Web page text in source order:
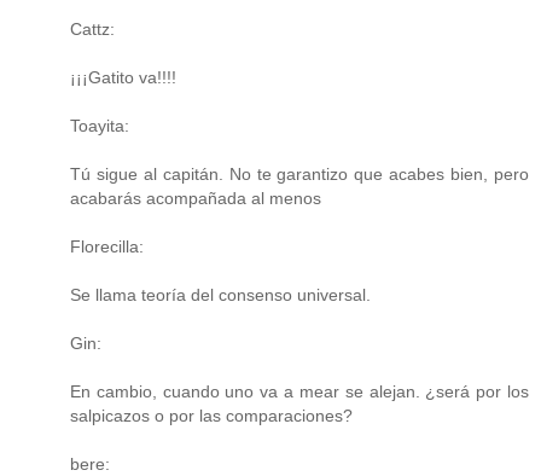
Cattz:
¡¡¡Gatito va!!!!
Toayita:
Tú sigue al capitán. No te garantizo que acabes bien, pero
acabarás acompañada al menos
Florecilla:
Se llama teoría del consenso universal.
Gin:
En cambio, cuando uno va a mear se alejan. ¿será por los
salpicazos o por las comparaciones?
bere: